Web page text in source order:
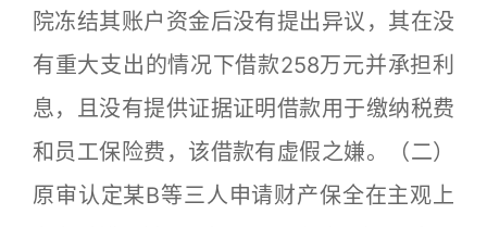
院冻结其账户资金后没有提出异议，其在没
有重大支出的情况下借款258万元并承担利
息，且没有提供证据证明借款用于缴纳税费
和员工保险费，该借款有虚假之嫌。（二）
原审认定某B等三人申请财产保全在主观上